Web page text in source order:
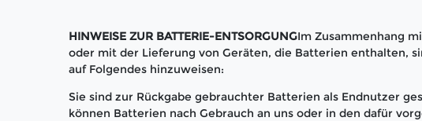
HINWEISE ZUR BATTERIE-ENTSORGUNGIm Zusammenhang
oder mit der Lieferung von Geräten, die Batterien enthalten,
auf Folgendes hinzuweisen:
Sie sind zur Rückgabe gebrauchter Batterien als Endnutzer
können Batterien nach Gebrauch an uns oder in den dafür